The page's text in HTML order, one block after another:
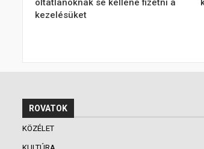
oltatlanoknak se kellene fizetni a
kezelésüket
ROVATOK
KÖZÉLET